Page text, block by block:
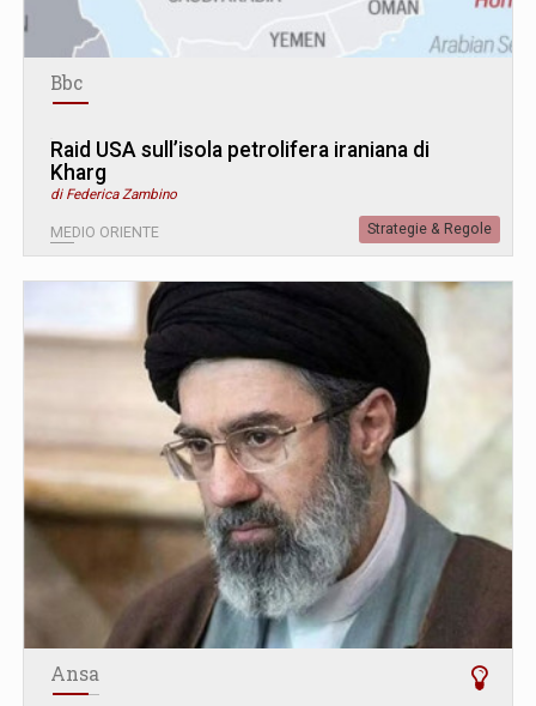
Bbc
Raid USA sull’isola petrolifera iraniana di
Kharg
di Federica Zambino
MEDIO ORIENTE Strategie & Regole
Ansa